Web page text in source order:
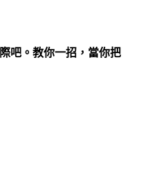
吧。教你一招，當你把